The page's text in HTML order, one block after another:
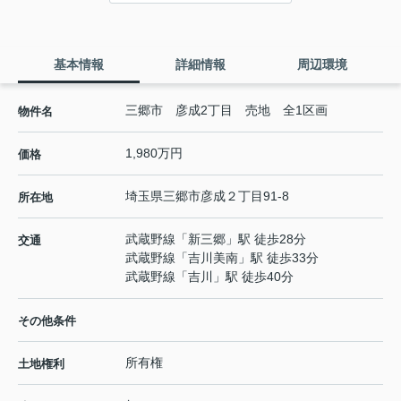
基本情報 詳細情報 周辺環境
物件名 三郷市 彦成2丁目 売地 全1区画
価格 1,980万円
所在地 埼玉県三郷市彦成２丁目91-8
交通 武蔵野線 「新三郷 」駅 徒歩28分
武蔵野線 「吉川美南 」駅 徒歩33分
武蔵野線 「吉川 」駅 徒歩40分
その他条件
土地権利 所有権